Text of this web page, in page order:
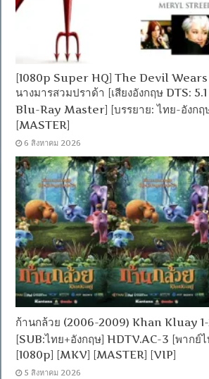
[1080p Super HQ] The Devil
นางมารสวมปราด้า [เสียงอังกฤษ DTS:
Blu-Ray Master] [บรรยาย: ไทย-อังก
[MASTER]
6 สิงหาคม 2026
ก้านกล้วย (2006-2009) Khan Kluay 1-
[SUB:ไทย+อังกฤษ] HDTV.AC-3 [พากย์
[1080p] [MKV] [MASTER] [VIP]
5 สิงหาคม 2026